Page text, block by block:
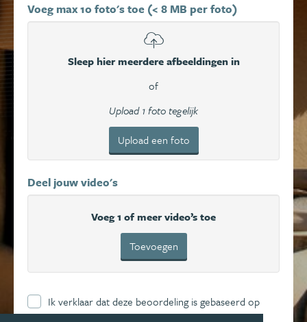
Voeg max 10 foto's toe (< 8 MB per foto)
Sleep hier meerdere afbeeldingen in
of
Upload 1 foto tegelijk
Upload een foto
Deel jouw video's
Voeg 1 of meer video’s toe
Toevoegen
Ik verklaar dat deze beoordeling is gebaseerd op
mijn eigen ervaring en ga hierbij akkoord met de